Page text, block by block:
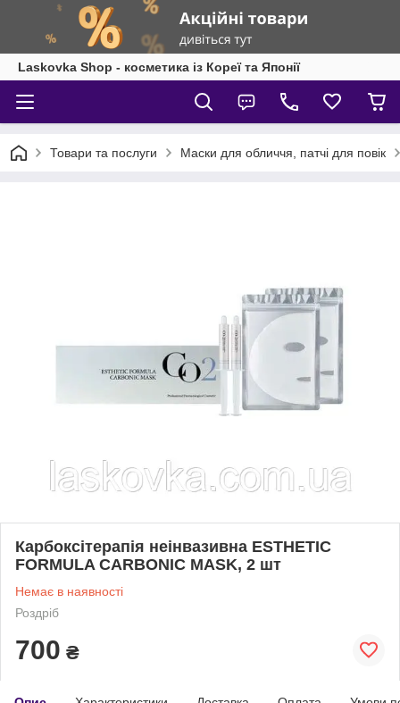
Laskovka Shop - косметика із Кореї та Японії
Товари та послуги Маски для обличчя, патчі для повік
Карбоксітерапія неінвазивна ESTHETIC
FORMULA CARBONIC MASK, 2 шт
Немає в наявності
Роздріб
700 ₴